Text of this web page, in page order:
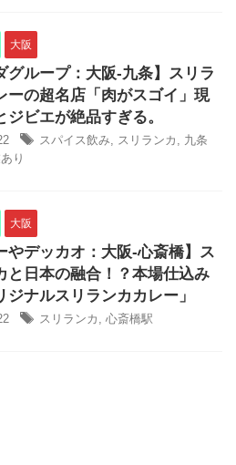
大阪
グループ：大阪-九条】スリラ
ーの超名店「肉がスゴイ」現
ジビエが絶品すぎる。
スパイス飲み, スリランカ , 九条
り
大阪
やデッカオ：大阪-心斎橋】ス
と日本の融合！？本場仕込み
ジナルスリランカカレー」
スリランカ , 心斎橋駅